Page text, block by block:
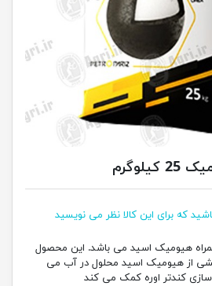
که برای این کالا نظر می نویسید
هیومیک اسید می باشد. این محصول
از هیومیک اسید محلول در آب می
کندتر اوره کمک می کند